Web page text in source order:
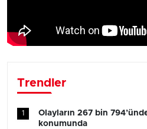
Trendler
1
Olayların 267 bin
konumunda